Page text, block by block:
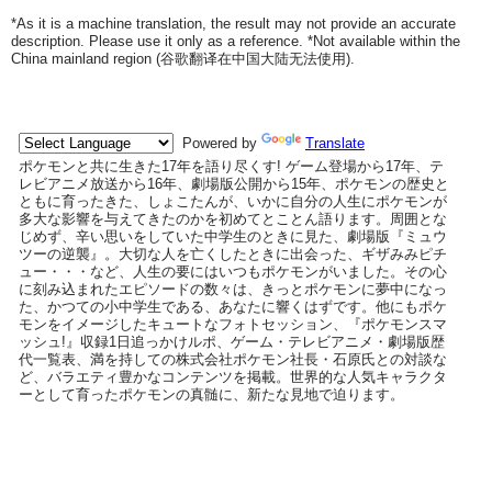
*As it is a machine translation, the result may not provide an accurate
description. Please use it only as a reference. *Not available within the
China mainland region (谷歌翻译在中国大陆无法使用).